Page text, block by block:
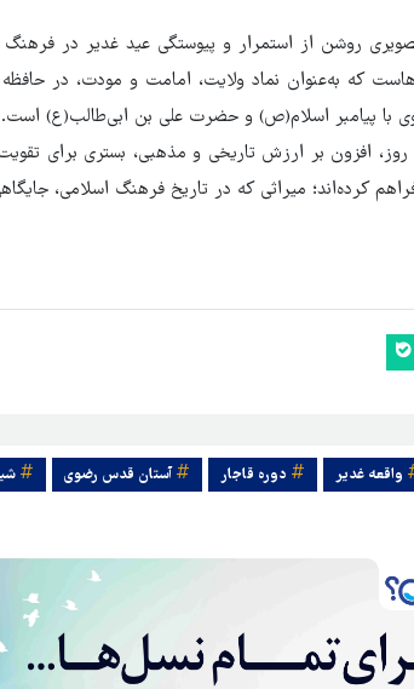
روشن از استمرار و پیوستگی عید غدیر در
که به‌عنوان نماد ولایت، امامت و مودت، در
با پیامبر اسلام(ص) و حضرت علی بن ابی‌طالب(ع) است.
افزون بر ارزش تاریخی و مذهبی، بستری برای
کرده‌اند؛ میراثی که در تاریخ فرهنگ اسلامی،
واقعه غدیر دوره قاجار آستان قدس رضوی